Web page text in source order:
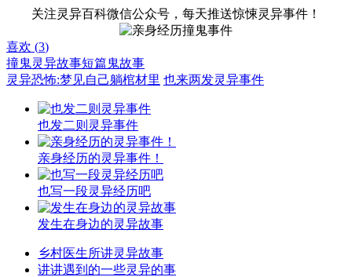
关注灵异百科微信公众号，每天推送惊悚灵异事件！
喜欢 (3)
撞鬼灵异故事短篇鬼故事
灵异恐怖:梦见自己躺棺材里 也来两发灵异事件
也发二则灵异事件
亲身经历的灵异事件！
也写一段灵异经历吧
发生在身边的灵异故事
乡村医生所讲灵异故事
讲讲遇到的一些灵异的事